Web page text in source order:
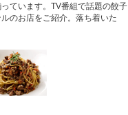
ています。TV番組で話題の餃子
のお店をご紹介。落ち着いた